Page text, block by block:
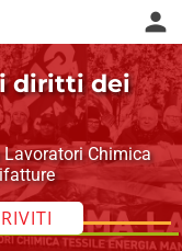
person
diritti dei
Chimica